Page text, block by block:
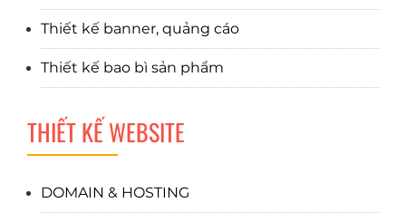
Thiết kế banner, quảng cáo
Thiết kế bao bì sản phẩm
THIẾT KẾ WEBSITE
DOMAIN & HOSTING